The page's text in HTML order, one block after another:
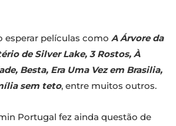
esperar películas como A Árvore da
de Silver Lake, 3 Rostos, À
Besta, Era Uma Vez em Brasilia,
sem teto, entre muitos outros.
Portugal fez ainda questão de